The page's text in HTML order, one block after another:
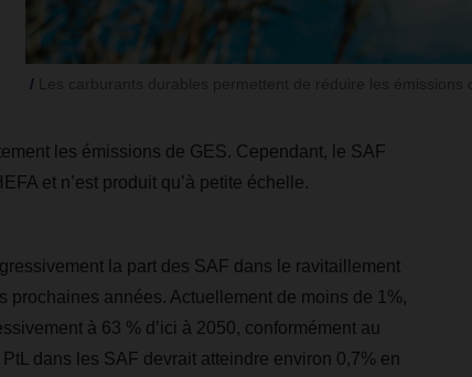
les émissions de GES. Cependant, le SAF
et n’est produit qu’à petite échelle.
la part des SAF dans le ravitaillement
prochaines années. Actuellement de moins de 1%,
à 63 % d’ici à 2050, conformément au
dans les SAF devrait atteindre environ 0,7% en